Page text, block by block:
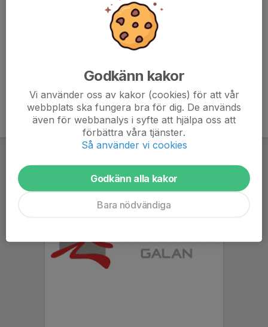
Godkänn kakor
Vi använder oss av kakor (cookies) för att vår
webbplats ska fungera bra för dig. De används
även för webbanalys i syfte att hjälpa oss att
förbättra våra tjänster.
Så använder vi cookies
Godkänn alla kakor
Bara nödvändiga